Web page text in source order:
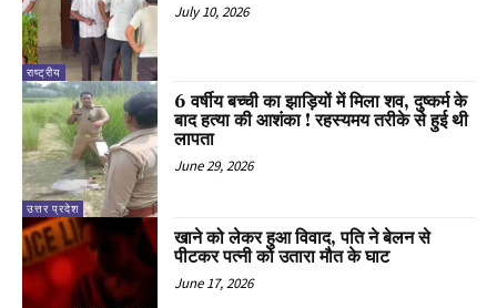
राष्ट्रीय
July 10, 2026
उत्तर प्रदेश
6 वर्षीय बच्ची का झाड़ियों में मिला शव, दुष्कर्म के
बाद हत्या की आशंका ! रहस्यमय तरीके से हुई थी
लापता
June 29, 2026
खाने को लेकर हुआ विवाद, पति ने बेलन से
पीटकर पत्नी को उतारा मौत के घाट
June 17, 2026